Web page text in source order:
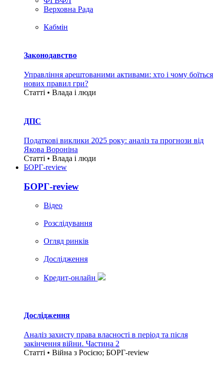
Верховна Рада
Кабмін
Законодавство
Управління арештованими активами: хто і чому боїться
нових правил гри?
Статті • Влада i люди
ДПС
Податкові виклики 2025 року: аналіз та прогнози від
Якова Вороніна
Статті • Влада i люди
БОРГ-review
БОРГ-review
Вiдео
Розслідування
Огляд ринків
Дослідження
Кредит-онлайн
Дослідження
Аналіз захисту права власності в період та після
закінчення війни. Частина 2
Статті • Війна з Росією; БОРГ-review